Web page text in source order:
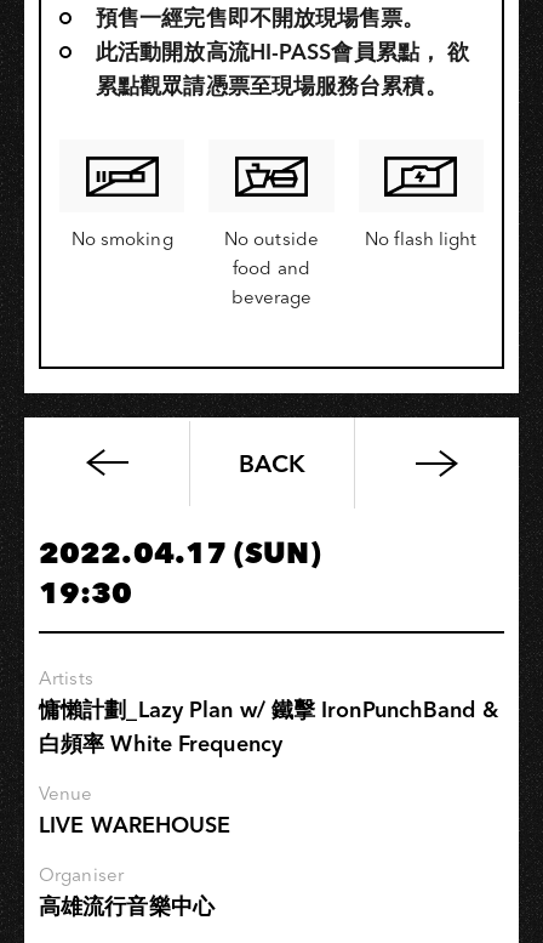
預售一經完售即不開放現場售票。
此活動開放高流HI-PASS會員累點，​ 欲
累點觀眾請憑票至現場服務台累積。
No smoking
No outside
food and
beverage
No flash light
高
系：
超
營
養
VOL.3
－
導
聆
｜
BACK
2022.04.17 (SUN)
19:30
Artists
慵懶計劃_Lazy Plan w/ 鐵擊 IronPunchBand &
白頻率 White Frequency
Venue
LIVE WAREHOUSE
Organiser
高雄流行音樂中心